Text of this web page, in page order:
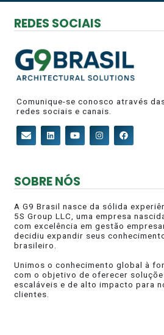
REDES SOCIAIS
Comunique-se conosco através
redes sociais e canais.
SOBRE NÓS
A G9 Brasil nasce da sólida
5S Group LLC, uma empresa
com excelência em gestão
decidiu expandir seus
brasileiro.
Unimos o conhecimento global à
com o objetivo de oferecer
escaláveis e de alto impacto para
clientes.